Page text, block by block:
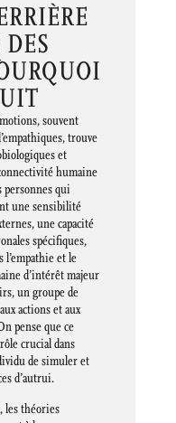
DES
souvent
trouve
et
humaine
personnes qui
une sensibilité
une capacité
spécifiques,
l’empathie et le
d’intérêt majeur
un groupe de
actions et aux
pense que ce
crucial dans
de simuler et
d’autrui.
les théories